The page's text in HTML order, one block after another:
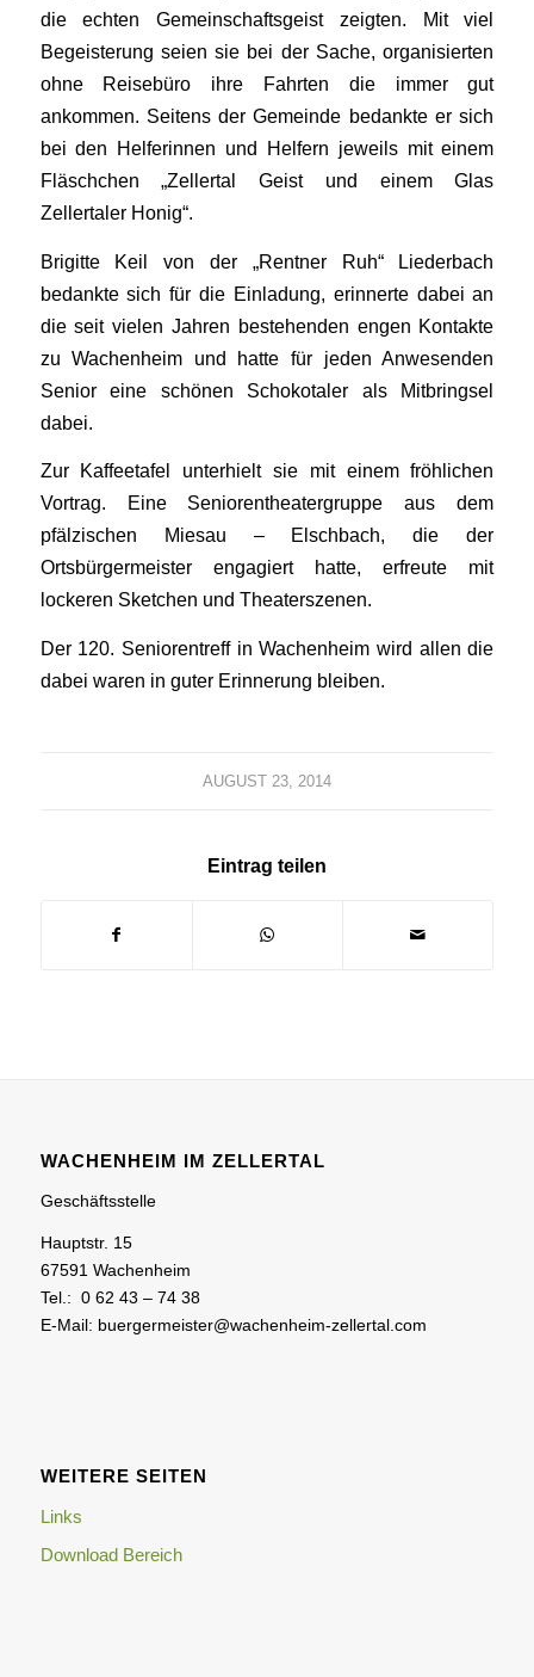
die echten Gemeinschaftsgeist zeigten. Mit viel
Begeisterung seien sie bei der Sache, organisierten
ohne Reisebüro ihre Fahrten die immer gut
ankommen. Seitens der Gemeinde bedankte er sich
bei den Helferinnen und Helfern jeweils mit einem
Fläschchen „Zellertal Geist und einem Glas
Zellertaler Honig“.
Brigitte Keil von der „Rentner Ruh“ Liederbach
bedankte sich für die Einladung, erinnerte dabei an
die seit vielen Jahren bestehenden engen Kontakte
zu Wachenheim und hatte für jeden Anwesenden
Senior eine schönen Schokotaler als Mitbringsel
dabei.
Zur Kaffeetafel unterhielt sie mit einem fröhlichen
Vortrag. Eine Seniorentheatergruppe aus dem
pfälzischen Miesau – Elschbach, die der
Ortsbürgermeister engagiert hatte, erfreute mit
lockeren Sketchen und Theaterszenen.
Der 120. Seniorentreff in Wachenheim wird allen die
dabei waren in guter Erinnerung bleiben.
AUGUST 23, 2014
Eintrag teilen
WACHENHEIM IM ZELLERTAL
Geschäftsstelle
Hauptstr. 15
67591 Wachenheim
Tel.: 0 62 43 – 74 38
E-Mail: buergermeister@wachenheim-zellertal.com
WEITERE SEITEN
Links
Download Bereich